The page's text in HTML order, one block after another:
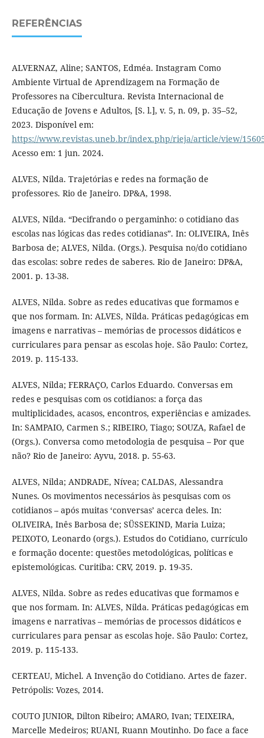
REFERÊNCIAS
ALVERNAZ, Aline; SANTOS, Edméa. Instagram Como
Ambiente Virtual de Aprendizagem na Formação de
Professores na Cibercultura. Revista Internacional de
Educação de Jovens e Adultos, [S. l.], v. 5, n. 09, p. 35–52,
2023. Disponível em:
https://www.revistas.uneb.br/index.php/rieja/article/view/
Acesso em: 1 jun. 2024.
ALVES, Nilda. Trajetórias e redes na formação de
professores. Rio de Janeiro. DP&A, 1998.
ALVES, Nilda. “Decifrando o pergaminho: o cotidiano das
escolas nas lógicas das redes cotidianas”. In: OLIVEIRA, Inês
Barbosa de; ALVES, Nilda. (Orgs.). Pesquisa no/do cotidiano
das escolas: sobre redes de saberes. Rio de Janeiro: DP&A,
2001. p. 13-38.
ALVES, Nilda. Sobre as redes educativas que formamos e
que nos formam. In: ALVES, Nilda. Práticas pedagógicas em
imagens e narrativas – memórias de processos didáticos e
curriculares para pensar as escolas hoje. São Paulo: Cortez,
2019. p. 115-133.
ALVES, Nilda; FERRAÇO, Carlos Eduardo. Conversas em
redes e pesquisas com os cotidianos: a força das
multiplicidades, acasos, encontros, experiências e amizades.
In: SAMPAIO, Carmen S.; RIBEIRO, Tiago; SOUZA, Rafael de
(Orgs.). Conversa como metodologia de pesquisa – Por que
não? Rio de Janeiro: Ayvu, 2018. p. 55-63.
ALVES, Nilda; ANDRADE, Nívea; CALDAS, Alessandra
Nunes. Os movimentos necessários às pesquisas com os
cotidianos – após muitas ‘conversas’ acerca deles. In:
OLIVEIRA, Inês Barbosa de; SÜSSEKIND, Maria Luiza;
PEIXOTO, Leonardo (orgs.). Estudos do Cotidiano, currículo
e formação docente: questões metodológicas, políticas e
epistemológicas. Curitiba: CRV, 2019. p. 19-35.
ALVES, Nilda. Sobre as redes educativas que formamos e
que nos formam. In: ALVES, Nilda. Práticas pedagógicas em
imagens e narrativas – memórias de processos didáticos e
curriculares para pensar as escolas hoje. São Paulo: Cortez,
2019. p. 115-133.
CERTEAU, Michel. A Invenção do Cotidiano. Artes de fazer.
Petrópolis: Vozes, 2014.
COUTO JUNIOR, Dilton Ribeiro; AMARO, Ivan; TEIXEIRA,
Marcelle Medeiros; RUANI, Ruann Moutinho. Do face a face